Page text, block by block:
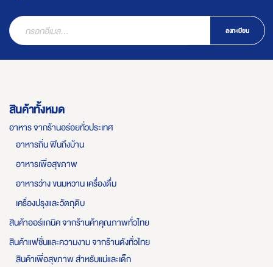
ลงทะเบียน
สินค้าทั้งหมด
อาหาร จากร้านอร่อยทั่วประเทศ
อาหารถิ่น ฟินถึงบ้าน
อาหารเพื่อสุขภาพ
อาหารว่าง ขนมหวาน เครื่องดื่ม
เครื่องปรุงและวัตถุดิบ
สินค้าออร์แกนิค จากร้านค้าคุณภาพทั่วไทย
สินค้าแฟชั่นและความงาม จากร้านดังทั่วไทย
สินค้าเพื่อสุขภาพ สำหรับแม่และเด็ก